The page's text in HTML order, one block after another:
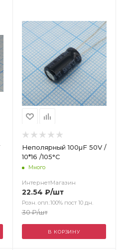
Неполярный 100µF 50V /
10*16 /105°C
Много
ИнтернетМагазин
22.54 ₽/шт
Розн. опл.:100% пост 10 дн.
30₽/шт
В КОРЗИНУ